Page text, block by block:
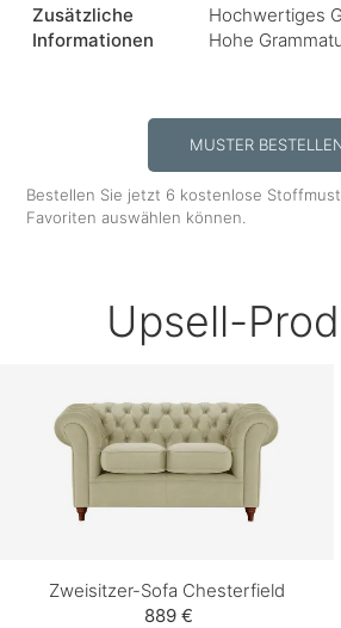
Zusätzliche
Informationen
Hochwertiges
Hohe
MUSTER
Bestellen Sie jetzt 6 kostenlose
Favoriten auswählen können.
Upsell-
Zweisitzer-Sofa Chesterfield
889 €